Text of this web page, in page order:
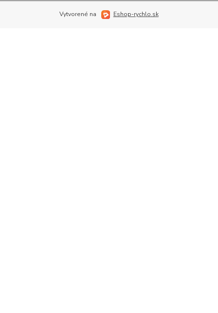
Vytvorené na Eshop-rychlo.sk